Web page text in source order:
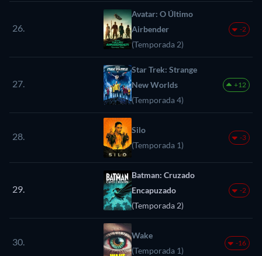
26.
Avatar: O Último
Airbender
(Temporada 2)
-2
27.
Star Trek: Strange
New Worlds
(Temporada 4)
+12
28.
Silo
(Temporada 1)
-3
29.
Batman: Cruzado
Encapuzado
(Temporada 2)
-2
30.
Wake
(Temporada 1)
-16